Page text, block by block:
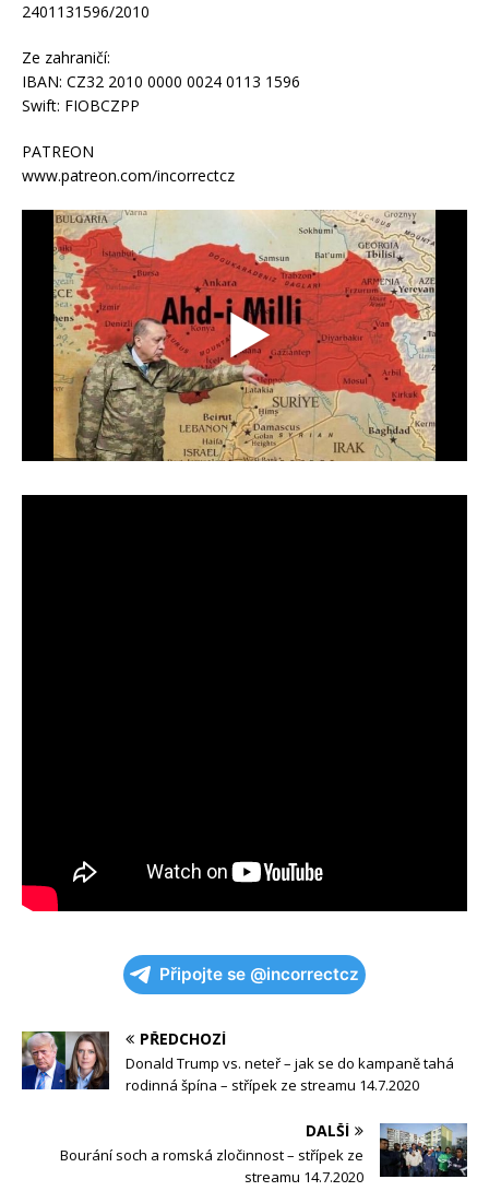
2401131596/2010
Ze zahraničí:
IBAN: CZ32 2010 0000 0024 0113 1596
Swift: FIOBCZPP
PATREON
www.patreon.com/incorrectcz
Připojte se @incorrectcz
PŘEDCHOZÍ
Donald Trump vs. neteř – jak se do kampaně tahá
rodinná špína – střípek ze streamu 14.7.2020
DALŠÍ
Bourání soch a romská zločinnost – střípek ze
streamu 14.7.2020